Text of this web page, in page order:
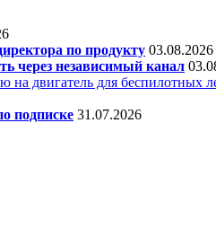
по продукту 03.08.2026
через независимый канал
двигатель для беспилотных
подписке 31.07.2026